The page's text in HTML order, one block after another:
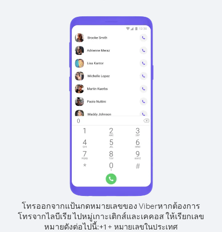
โทรออกจากแป้นกดหมายเลขของ Viberหากต้องการ
โทรจากไลบีเรีย ไปหมู่เกาะเติกส์และเคคอส ให้เรียกเลข
หมายดังต่อไปนี้:+1 + หมายเลขในประเทศ